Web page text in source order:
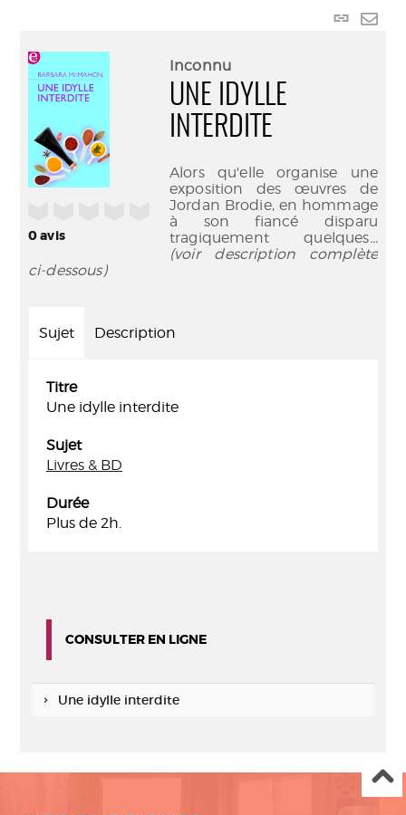
Lien
0avis
Inconnu
UNE IDYLLE
INTERDITE
Alors qu'elle organise une
exposition des œuvres de
Jordan Brodie, en hommage
à son fiancé disparu
tragiquement quelques...
(voir description complète
ci-dessous)
Sujet Description
Titre
Une idylle interdite
Sujet
Livres & BD
Durée
Plus de 2h.
CONSULTER EN LIGNE
Une idylle interdite